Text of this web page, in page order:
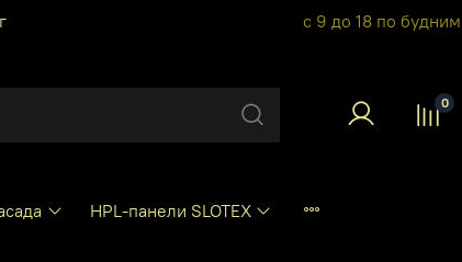
с 9 до 18 по
0
HPL-панели SLOTEX